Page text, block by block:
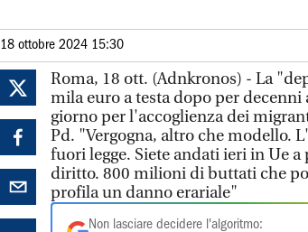
18 ottobre 2024 15:30
Roma, 18 ott. (Adnkronos) - La
mila euro a testa dopo per
giorno per l'accoglienza dei
Pd. "Vergogna, altro che modello.
fuori legge. Siete andati ieri in Ue
diritto. 800 milioni di buttati che
profila un danno erariale"
Non lasciare decidere l'algoritmo: